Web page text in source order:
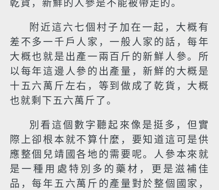
乾貨，新鮮的人參是不能被帶走的。
附近這六七個村子加在一起，大概有
差不多一千戶人家，一般人家的話，每年
大概也就是出產一兩百斤的新鮮人參。所
以每年這邊人參的出產量，新鮮的大概是
十五六萬斤左右，等到做成了乾貨，大概
也就剩下五六萬斤了。
別看這個數字聽起來像是挺多，但實
際上卻根本就不算什麼，要知道這可是供
應整個兒靖國各地的需要呢。人參本來就
是一種用處特別多的藥材，更是滋補佳
品，每年五六萬斤的產量對於整個國家，